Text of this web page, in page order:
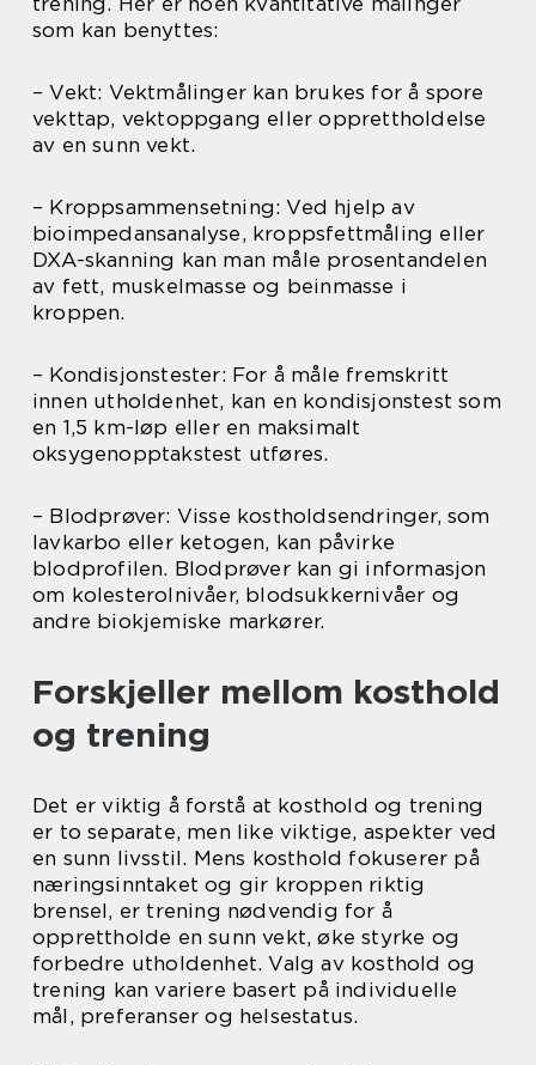
som kan benyttes:
– Vekt: Vektmålinger kan brukes for å spore
vekttap, vektoppgang eller opprettholdelse
av en sunn vekt.
– Kroppsammensetning: Ved hjelp av
bioimpedansanalyse, kroppsfettmåling eller
DXA-skanning kan man måle prosentandelen
av fett, muskelmasse og beinmasse i
kroppen.
– Kondisjonstester: For å måle fremskritt
innen utholdenhet, kan en kondisjonstest som
en 1,5 km-løp eller en maksimalt
oksygenopptakstest utføres.
– Blodprøver: Visse kostholdsendringer, som
lavkarbo eller ketogen, kan påvirke
blodprofilen. Blodprøver kan gi informasjon
om kolesterolnivåer, blodsukkernivåer og
andre biokjemiske markører.
Forskjeller mellom kosthold
og trening
Det er viktig å forstå at kosthold og trening
er to separate, men like viktige, aspekter ved
en sunn livsstil. Mens kosthold fokuserer på
næringsinntaket og gir kroppen riktig
brensel, er trening nødvendig for å
opprettholde en sunn vekt, øke styrke og
forbedre utholdenhet. Valg av kosthold og
trening kan variere basert på individuelle
mål, preferanser og helsestatus.